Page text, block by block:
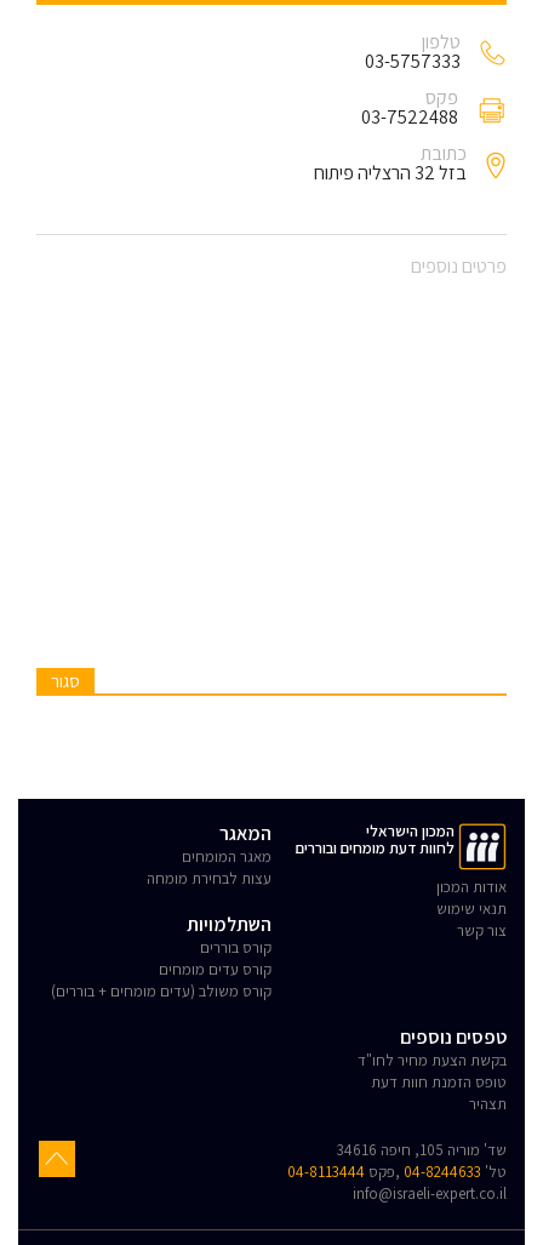
טלפון
03-5757333
פקס
03-7522488
כתובת
בזל 32 הרצליה פיתוח
פרטים נוספים
סגור
המכון הישראלי
לחוות דעת מומחים ובוררים
אודות המכון
תנאי שימוש
צור קשר
המאגר
מאגר המומחים
עצות לבחירת מומחה
השתלמויות
קורס בוררים
קורס עדים מומחים
קורס משולב (עדים מומחים + בוררים)
טפסים נוספים
בקשת הצעת מחיר לחו"ד
טופס הזמנת חוות דעת
תצהיר
שד' מוריה 105, חיפה 34616
טל' 04-8244633 ,פקס 04-8113444
info@israeli-expert.co.il